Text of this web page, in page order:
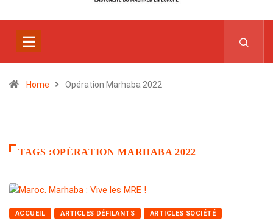
Home Opération Marhaba 2022
TAGS :OPÉRATION MARHABA 2022
ACCUEIL ARTICLES DÉFILANTS ARTICLES SOCIÉTÉ